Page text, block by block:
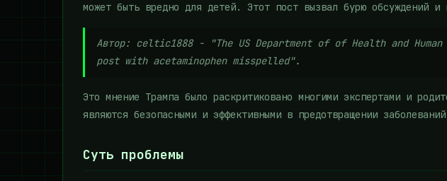
может быть вредно для детей. Этот пост вызвал бурю обсуждений и
Автор: celtic1888 - "The US Department of of Health and
post with acetaminophen misspelled".
Это мнение Трампа было раскритиковано многими экспертами и
являются безопасными и эффективными в предотвращении
Суть проблемы